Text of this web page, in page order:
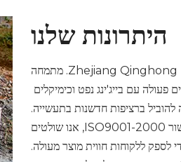
היתרונות שלנו
מאז 1980, Zhejiang Qinghong New Material Co., Ltd. מתמחה
פעולה עם בייג'ינג נפט וכימיקלים
ברציפות חדשנות בתעשייה.
כארגון הראשון בתעשייה שהשיג אישור ISO9001-2000, אנו שולטים
לספק ללקוחות חווית מוצר מעולה.